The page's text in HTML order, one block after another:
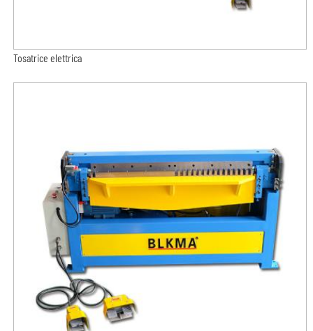
Tosatrice elettrica